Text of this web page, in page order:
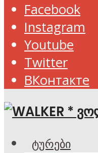
Facebook
Instagram
Youtube
Twitter
ВКонтакте
ტურები